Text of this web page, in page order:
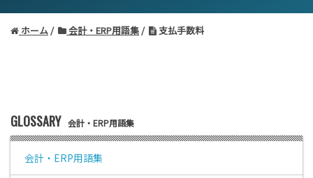
ホーム 会計・ERP用語集 支払手数料
GLOSSARY 会計・ERP用語集
会計・ERP用語集